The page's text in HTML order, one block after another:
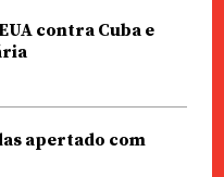
contra Cuba e
apertado com